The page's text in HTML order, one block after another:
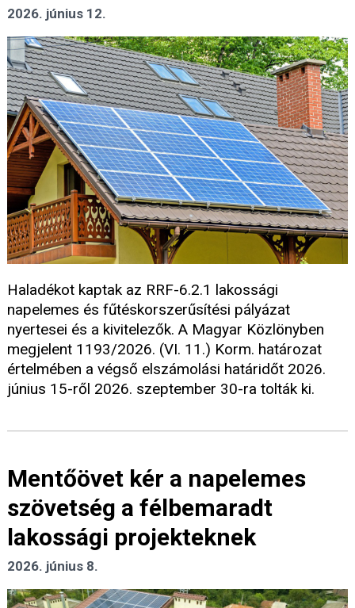
2026. június 12.
Haladékot kaptak az RRF-6.2.1 lakossági
napelemes és fűtéskorszerűsítési pályázat
nyertesei és a kivitelezők. A Magyar Közlönyben
megjelent 1193/2026. (VI. 11.) Korm. határozat
értelmében a végső elszámolási határidőt 2026.
június 15-ről 2026. szeptember 30-ra tolták ki.
Mentőövet kér a napelemes
szövetség a félbemaradt
lakossági projekteknek
2026. június 8.